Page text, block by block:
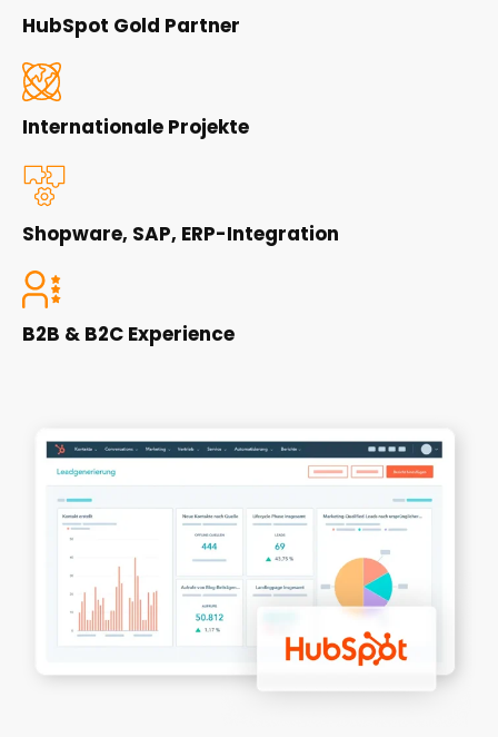
HubSpot Gold Partner
Internationale Projekte
Shopware, SAP, ERP-Integration
B2B & B2C Experience